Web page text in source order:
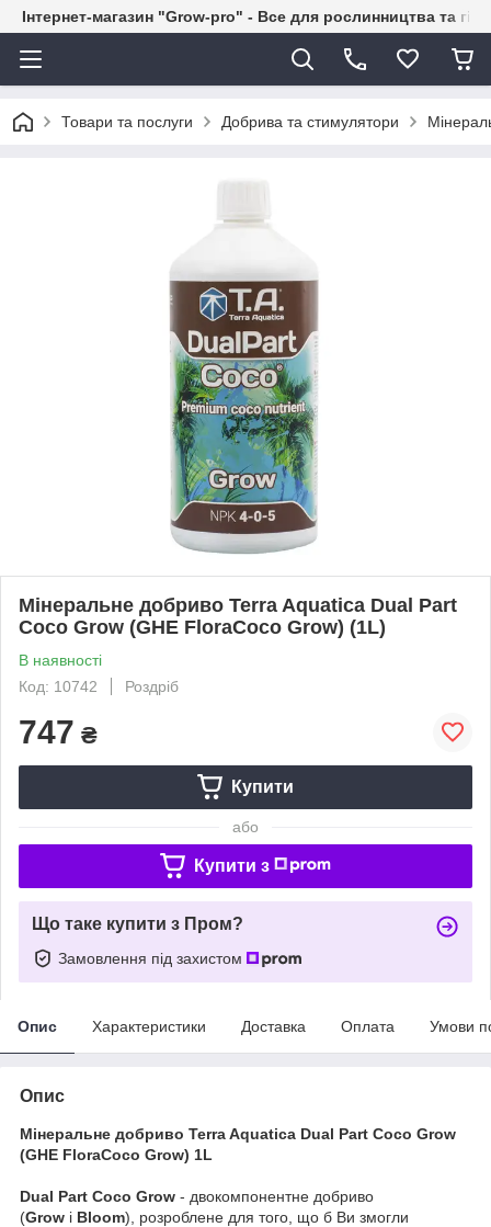
Інтернет-магазин "Grow-pro" - Все для рослинництва та
Товари та послуги Добрива та стимулятори
Мінеральне добриво Terra Aquatica Dual Part
Coco Grow (GHE FloraCoco Grow) (1L)
В наявності
Код: 10742
Роздріб
747 ₴
Купити
або
Купити з
Що таке купити з Пром?
Замовлення під захистом
Опис Характеристики Доставка Оплата Умови
Опис
Мінеральне добриво Terra Aquatica Dual Part Coco Grow
(GHE FloraCoco Grow) 1L
Dual Part Coco Grow - двокомпонентне добриво
(Grow і Bloom), розроблене для того, що б Ви змогли